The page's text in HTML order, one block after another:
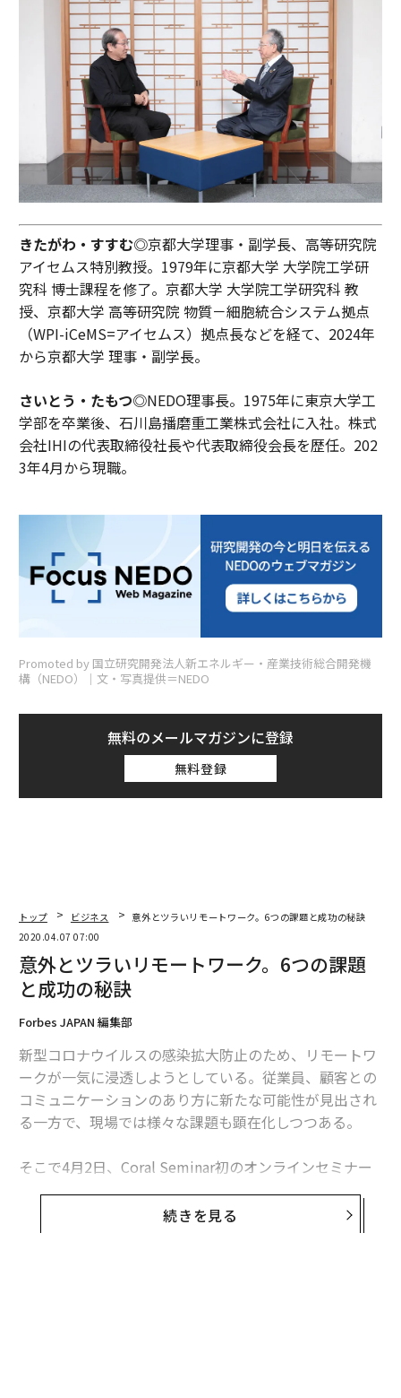
きたがわ・すすむ◎京都大学理事・副学長、高等研究院
アイセムス特別教授。1979年に京都大学 大学院工学研
究科 博士課程を修了。京都大学 大学院工学研究科 教
授、京都大学 高等研究院 物質－細胞統合システム拠点
（WPI-iCeMS=アイセムス）拠点長などを経て、2024年
から京都大学 理事・副学長。
さいとう・たもつ◎NEDO理事長。1975年に東京大学工
学部を卒業後、石川島播磨重工業株式会社に入社。株式
会社IHIの代表取締役社長や代表取締役会長を歴任。202
3年4月から現職。
Promoted by 国立研究開発法人新エネルギー・産業技術総合開発機
構（NEDO）│文・写真提供＝NEDO
無料のメールマガジンに登録
無料登録
トップ ビジネス
意外とツラいリモートワーク。6つの課題と成功の秘訣
2020.04.07 07:00
意外とツラいリモートワーク。6つの課題
と成功の秘訣
Forbes JAPAN 編集部
新型コロナウイルスの感染拡大防止のため、リモートワ
ークが一気に浸透しようとしている。従業員、顧客との
コミュニケーションのあり方に新たな可能性が見出され
る一方で、現場では様々な課題も顕在化しつつある。
そこで4月2日、Coral Seminar初のオンラインセミナー
「最先端企業が取り組む、リモートワークの実態」が緊
急開催された。特に議論が白熱したパネルトーク「成長
スタートアップが実践する、リモートワークを成功させ
続きを見る